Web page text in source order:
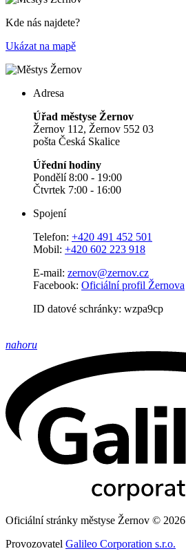
Kde nás najdete?
Ukázat na mapě
Adresa
Úřad městyse Žernov
Žernov 112, Žernov 552 03
pošta Česká Skalice
Úřední hodiny
Pondělí 8:00 - 19:00
Čtvrtek 7:00 - 16:00
Spojení
Telefon: +420 491 452 501
Mobil: +420 602 223 918
E-mail: zernov@zernov.cz
Facebook: Oficiální profil Žernova
ID datové schránky: wzpa9cp
nahoru
Oficiální stránky městyse Žernov © 2026
Provozovatel Galileo Corporation s.r.o.